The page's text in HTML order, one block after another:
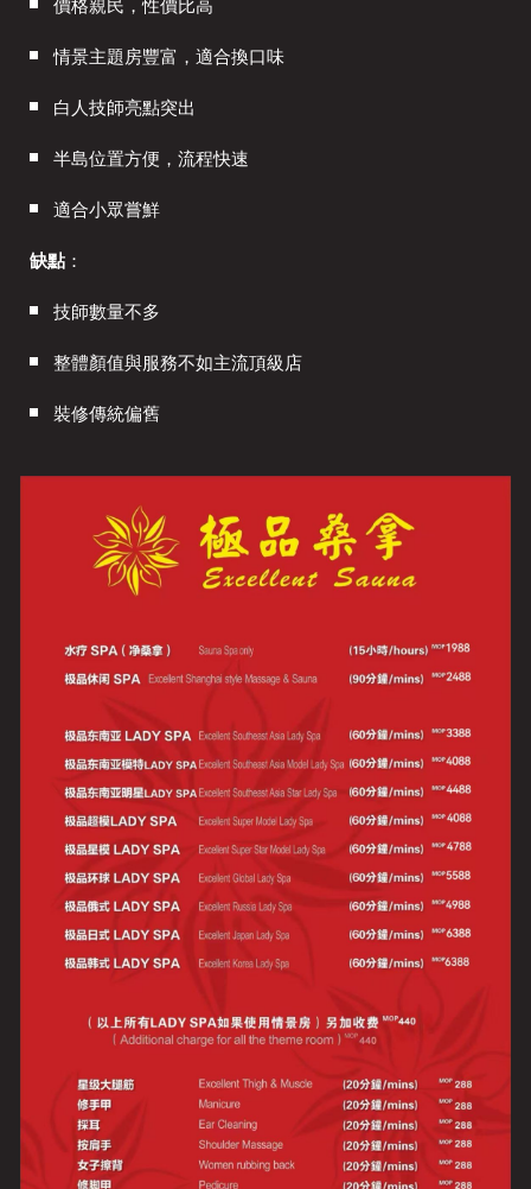
價格親民，性價比高
情景主題房豐富，適合換口味
白人技師亮點突出
半島位置方便，流程快速
適合小眾嘗鮮
缺點 ：
技師數量不多
整體顏值與服務不如主流頂級店
裝修傳統偏舊